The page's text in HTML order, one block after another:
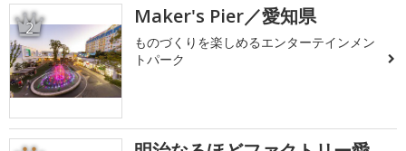
2 Maker's Pier／愛知県
ものづくりを楽しめるエンターテインメン
トパーク